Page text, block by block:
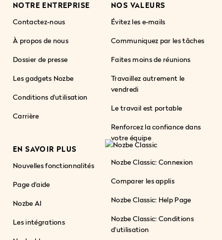
NOTRE ENTREPRISE
Contactez-nous
À propos de nous
Dossier de presse
Les gadgets Nozbe
Conditions d'utilisation
Carrière
NOS VALEURS
Évitez les e-mails
Communiquez par les tâches
Faites moins de réunions
Travaillez autrement le
vendredi
Le travail est portable
Renforcez la confiance dans
votre équipe
EN SAVOIR PLUS
Nouvelles fonctionnalités
Page d'aide
Nozbe AI
Les intégrations
Nozbe Classic: Connexion
Comparer les applis
Nozbe Classic: Help Page
Nozbe Classic: Conditions
d'utilisation